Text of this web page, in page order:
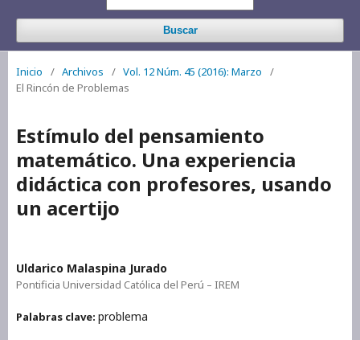
Buscar
Inicio / Archivos / Vol. 12 Núm. 45 (2016): Marzo
/
El Rincón de Problemas
Estímulo del pensamiento
matemático. Una experiencia
didáctica con profesores, usando
un acertijo
Uldarico Malaspina Jurado
Pontificia Universidad Católica del Perú – IREM
Palabras clave: problema